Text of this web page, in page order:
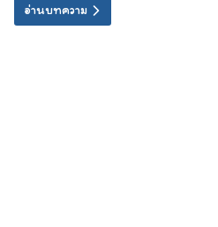
อ่านบทความ